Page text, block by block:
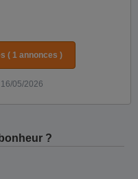
( 1 annonces )
05/2026
?